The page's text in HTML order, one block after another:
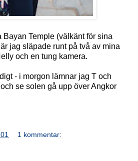
Temple (välkänt för sina
jag släpade runt på två av mina
och en tung kamera.
- i morgon lämnar jag T och
se solen gå upp över Angkor
1 kommentar: